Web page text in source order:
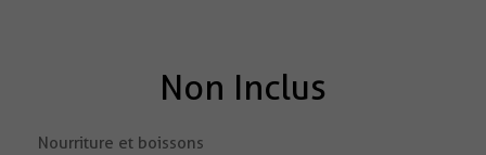
Non Inclus
Nourriture et boissons